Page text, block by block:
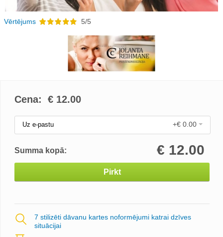
Vērtējums 5/5
Cena: € 12.00
Uz e-pastu +€ 0.00
Summa kopā: € 12.00
Pirkt
7 stilizēti dāvanu kartes noformējumi katrai dzīves
situācijai